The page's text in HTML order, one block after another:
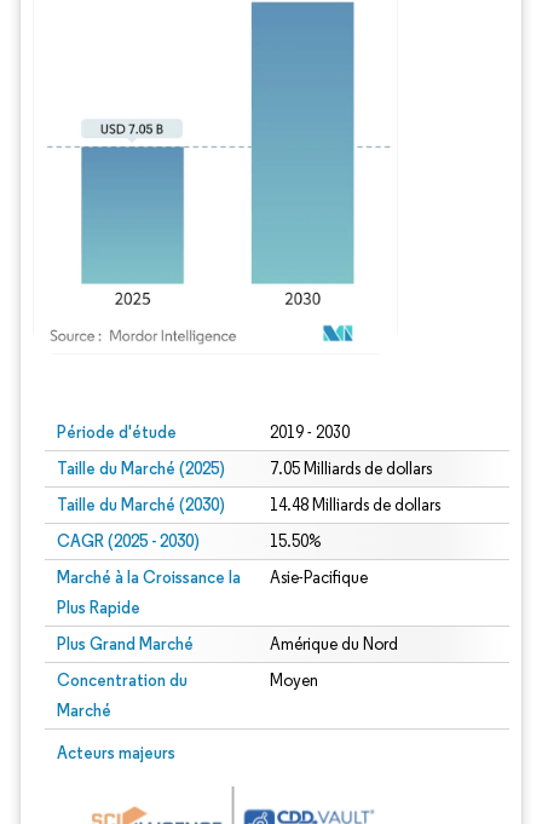
Période d'étude 2019 - 2030
Taille du Marché (2025) 7.05 Milliards de dollars
Taille du Marché (2030) 14.48 Milliards de dollars
CAGR (2025 - 2030) 15.50%
Marché à la Croissance la
Plus Rapide
Asie-Pacifique
Plus Grand Marché Amérique du Nord
Concentration du
Marché
Moyen
Acteurs majeurs